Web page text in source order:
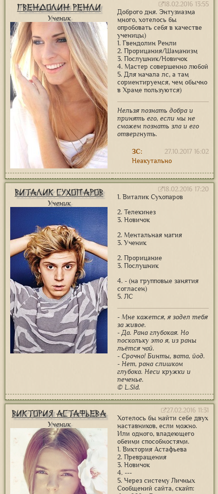
Гвендолин Ренли
Ученик
18.02.2016 13:55
Доброго дня. Энтузиазма
много, хотелось бы
опробовать себя в качестве
ученицы)
1. Гвендолин Ренли
2. Прорицания/Шаманизм
3. Послушник/Новичок
4. Мастер совершенно любой
5. Для начала лс, а там
сориентируемся, чем обычно
в Храме пользуются)
Нельзя познать добра и
принять его, если мы не
сможем познать зла и его
отвергнуть.
27.10.2017 16:02
ЗС:
Неакутально
Виталик Сухопаров
Ученик
18.02.2016 17:20
1. Виталик Сухопаров
2. Телекинез
3. Новичок
2. Ментальная магия
3. Ученик
2. Прорицание
3. Послушник
4. - (на групповые занятия
согласен)
5. ЛС
- Мне кажется, я задел тебя
за живое.
- Да. Рана глубокая. Но
поскольку это я, из раны
льётся чай.
- Срочно! Бинты, вата, йод.
- Нет, рана слишком
глубока. Неси кружки и
печенье.
© L.Sid.
Виктория Астафьева
Ученик
27.02.2016 11:31
Хотелось бы найти себе двух
наставников, если можно.
Или одного, владеющего
обеими способностями.
1. Виктория Астафьева
2. Превращения
3. Новичок
4. ---
5. Через систему Личных
Сообщений сайта, скайп: